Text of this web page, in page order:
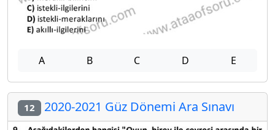
A B C D E
12 2020-2021 Güz Dönemi Ara Sınavı